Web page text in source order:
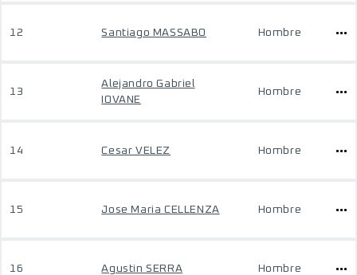
12 Santiago MASSABO Hombre
13
Alejandro Gabriel
IOVANE
Hombre
14 Cesar VELEZ Hombre
15 Jose Maria CELLENZA Hombre
16 Agustin SERRA Hombre